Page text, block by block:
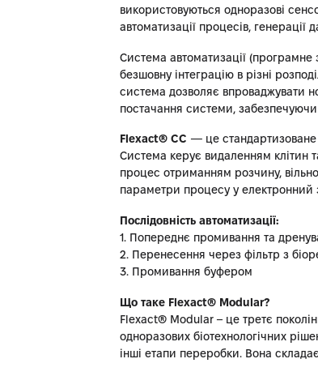
використовуються одноразові
автоматизації процесів, генерації
Система автоматизації (програмне
безшовну інтеграцію в різні
система дозволяє впроваджувати
постачання системи,
Flexact® CC — це стандартизоване
Система керує видаленням клітин
процес отриманням розчину,
параметри процесу у електронний
Послідовність автоматизації:
1. Попереднє промивання та
2. Перенесення через фільтр з
3. Промивання буфером
Що таке Flexact® Modular?
Flexact® Modular – це третє
одноразових біотехнологічних
інші етапи переробки. Вона